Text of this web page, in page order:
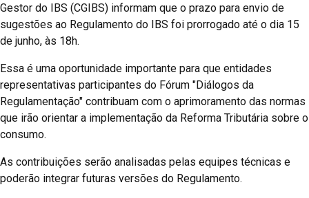
Gestor do IBS (CGIBS) informam que o prazo para envio de
sugestões ao Regulamento do IBS foi prorrogado até o dia 15
de junho, às 18h.
Essa é uma oportunidade importante para que entidades
representativas participantes do Fórum "Diálogos da
Regulamentação" contribuam com o aprimoramento das normas
que irão orientar a implementação da Reforma Tributária sobre o
consumo.
As contribuições serão analisadas pelas equipes técnicas e
poderão integrar futuras versões do Regulamento.